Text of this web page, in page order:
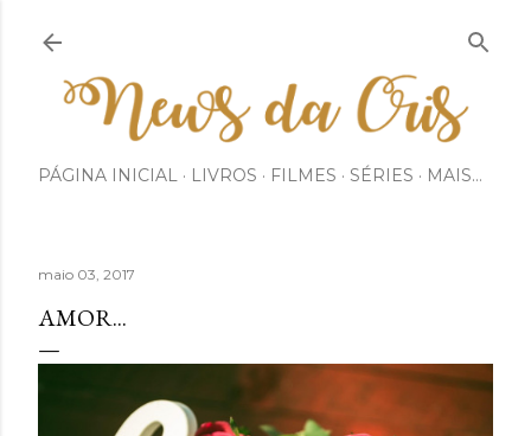
PÁGINA INICIAL LIVROS FILMES SÉRIES MAIS…
maio 03, 2017
AMOR...